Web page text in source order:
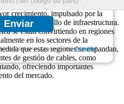
Enviar
de sus datos personales.Privacidad
se espera que la región de Asia y
crecimiento, impulsado por la
y desarrollo de infraestructura.
se están convirtiendo en regiones
en los sectores de la
que estas regiones se expandan,
de gestión de cables, como
ofreciendo importantes
del mercado.